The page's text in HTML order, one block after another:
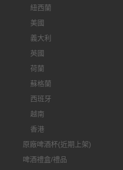
紐西蘭
美國
義大利
英國
荷蘭
蘇格蘭
西班牙
越南
香港
原廠啤酒杯(近期上架)
啤酒禮盒/禮品